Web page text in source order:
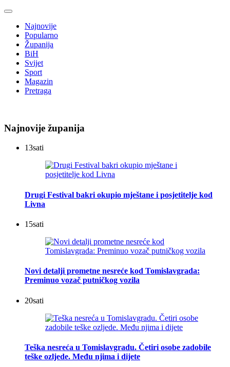
Najnovije
Popularno
Županija
BiH
Svijet
Sport
Magazin
Pretraga
Najnovije županija
13sati
Drugi Festival bakri okupio mještane i posjetitelje kod
Livna
15sati
Novi detalji prometne nesreće kod Tomislavgrada:
Preminuo vozač putničkog vozila
20sati
Teška nesreća u Tomislavgradu. Četiri osobe zadobile
teške ozljede. Među njima i dijete